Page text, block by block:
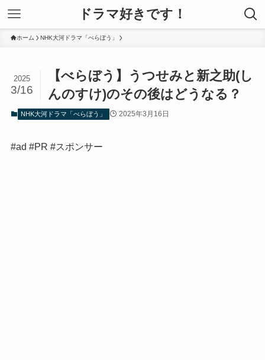
ドラマ好きです！
ホーム NHK大河ドラマ「べらぼう」
【べらぼう】うつせみと新之助(し
んのすけ)のその後はどうなる？
2025
3/16
NHK大河ドラマ「べらぼう」 2025年3月16日
#ad #PR #スポンサー